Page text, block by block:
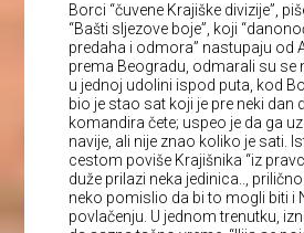
Borci “čuvene Krajiške divizije”,
“Bašti sljezove boje”, koji
predaha i odmora” nastupaju od
prema Beogradu, odmarali su se
u jednoj udolini ispod puta, kod
bio je stao sat koji je pre neki dan
komandira čete; uspeo je da ga
navije, ali nije znao koliko je sati.
cestom poviše Krajišnika “iz
duže prilazi neka jedinica..,
neko pomislio da bi to mogli biti i
povlačenju. U jednom trenutku,